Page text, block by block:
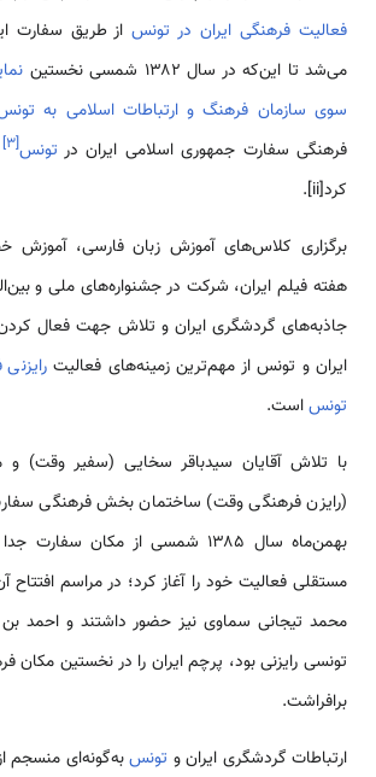
فعالیت فرهنگی ایران در تونساز طریق سفارت
می‌شد تا این‌که در سال ۱۳۸۲ شمسی نخستین
سوی سازمان فرهنگ و ارتباطات اسلامی به
فرهنگی سفارت جمهوری اسلامی ایران در تونس[۳]
کرد[ii].
برگزاری کلاس‌های آموزش زبان فارسی، آموزش
هفته فیلم ایران، شرکت در جشنواره‌های ملی و
جاذبه‌های گردشگری ایران و تلاش جهت فعال
ایران و تونس از مهم‌ترین زمینه‌های فعالیت
تونساست.
با تلاش آقایان سیدباقر سخایی (سفیر وقت) و
(رایزن فرهنگی وقت) ساختمان بخش فرهنگی
بهمن‌ماه سال ۱۳۸۵ شمسی از مکان
مستقلی فعالیت خود را آغاز کرد؛ در مراسم افتتاح
محمد تیجانی سماوی نیز حضور داشتند و احمد بن
تونسی رایزنی بود، پرچم ایران را در نخستین مکان
برافراشت.
ارتباطات گردشگری ایران و تونس